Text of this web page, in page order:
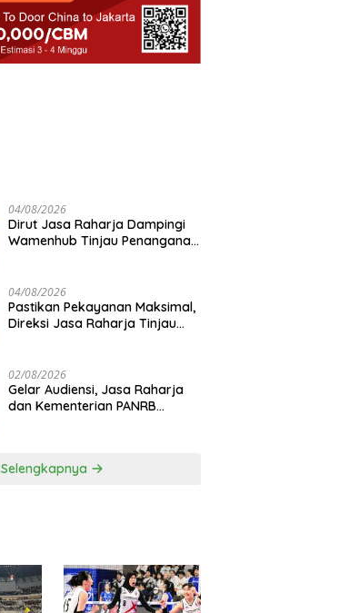
04/08/2026
Dirut Jasa Raharja Dampingi
Wamenhub Tinjau Penanganan
04/08/2026
Pastikan Pekayanan Maksimal,
Direksi Jasa Raharja Tinjau
02/08/2026
Gelar Audiensi, Jasa Raharja
dan Kementerian PANRB
Selengkapnya